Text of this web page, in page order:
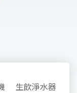
生飲淨水器